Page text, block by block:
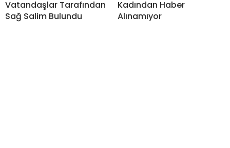
Vatandaşlar Tarafından
Sağ Salim Bulundu
Kadından Haber
Alınamıyor